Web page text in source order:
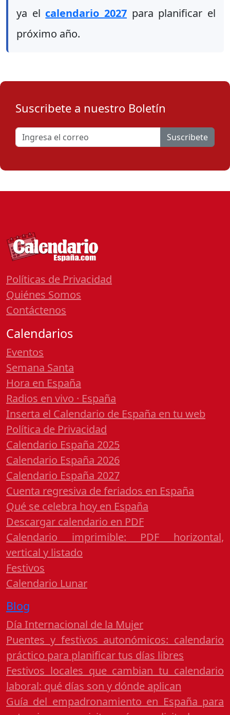
ya el calendario 2027 para planificar el
próximo año.
Suscribete a nuestro Boletín
Suscribete
Políticas de Privacidad
Quiénes Somos
Contáctenos
Calendarios
Eventos
Semana Santa
Hora en España
Radios en vivo · España
Inserta el Calendario de España en tu web
Política de Privacidad
Calendario España 2025
Calendario España 2026
Calendario España 2027
Cuenta regresiva de feriados en España
Qué se celebra hoy en España
Descargar calendario en PDF
Calendario imprimible: PDF horizontal,
vertical y listado
Festivos
Calendario Lunar
Blog
Día Internacional de la Mujer
Puentes y festivos autonómicos: calendario
práctico para planificar tus días libres
Festivos locales que cambian tu calendario
laboral: qué días son y dónde aplican
Guía del empadronamiento en España para